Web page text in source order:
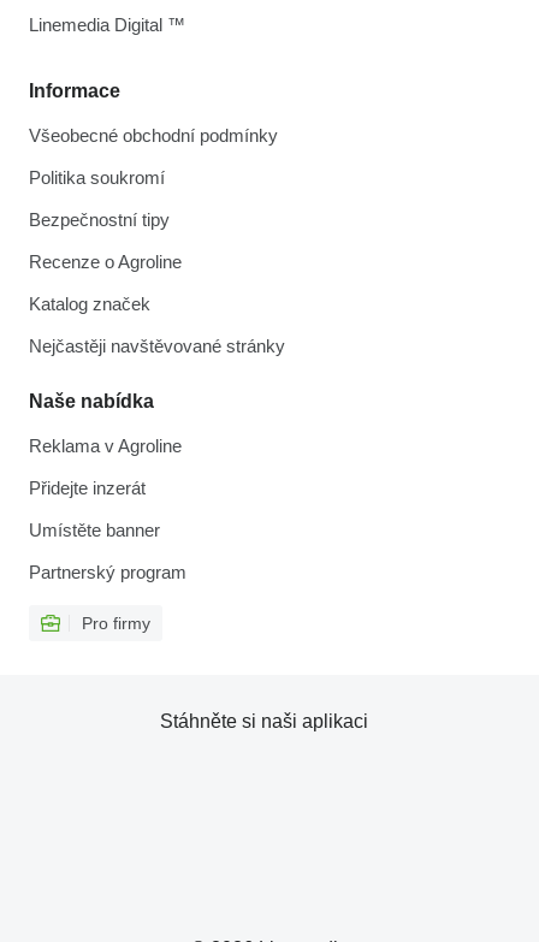
Informace
Všeobecné obchodní podmínky
Politika soukromí
Bezpečnostní tipy
Recenze o Agroline
Katalog značek
Nejčastěji navštěvované stránky
Naše nabídka
Reklama v Agroline
Přidejte inzerát
Umístěte banner
Partnerský program
Pro firmy
Linemedia Digital ™
Stáhněte si naši aplikaci